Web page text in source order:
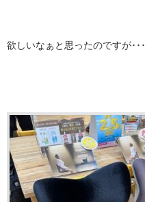
欲しいなぁと思ったのですが･･･